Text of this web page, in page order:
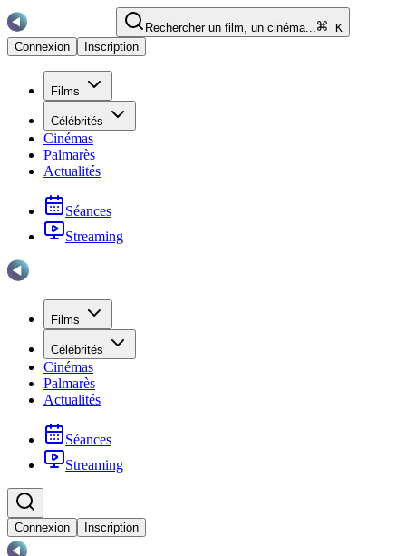
Rechercher un film, un cinéma...
K
Connexion
Inscription
Films
Célébrités
Cinémas
Palmarès
Actualités
Séances
Streaming
Films
Célébrités
Cinémas
Palmarès
Actualités
Séances
Streaming
Connexion Inscription